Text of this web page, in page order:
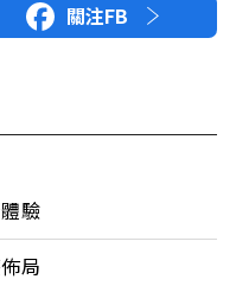
關注FB
驗
局